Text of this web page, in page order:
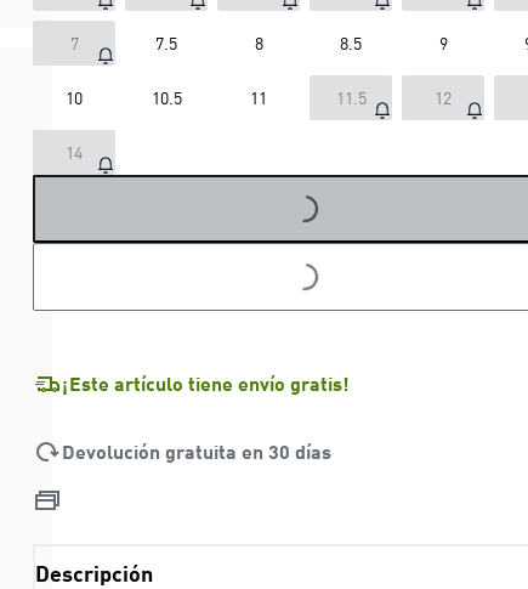
7 7.5 8 8.5 9
10 10.5 11 11.5 12
14 LOADING...
LOADING...
¡Este artículo tiene envío gratis!
Devolución gratuita en 30 días
Descripción